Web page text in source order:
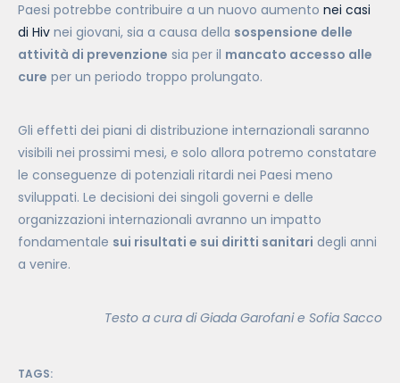
Paesi potrebbe contribuire a un nuovo aumento nei casi
di Hiv nei giovani, sia a causa della sospensione delle
attività di prevenzione sia per il mancato accesso alle
cure per un periodo troppo prolungato.
Gli effetti dei piani di distribuzione internazionali saranno
visibili nei prossimi mesi, e solo allora potremo constatare
le conseguenze di potenziali ritardi nei Paesi meno
sviluppati. Le decisioni dei singoli governi e delle
organizzazioni internazionali avranno un impatto
fondamentale sui risultati e sui diritti sanitari degli anni
a venire.
Testo a cura di Giada Garofani e Sofia Sacco
TAGS: